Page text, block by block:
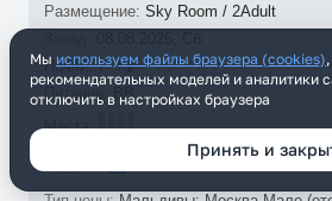
7 +1
Sky Room / 2Adult
BB
437798 RUB
Мы используем файлы браузера (cookies)
рекомендательных моделей и аналитики
отключить в настройках браузера
Принять и